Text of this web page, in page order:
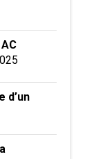
d’un